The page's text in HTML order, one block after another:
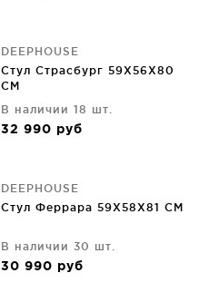
DEEPHOUSE
Стул Страсбург 59X56X80
CM
В наличии 18 шт.
32 990 руб
DEEPHOUSE
Стул Феррара 59X58X81 CM
В наличии 30 шт.
30 990 руб